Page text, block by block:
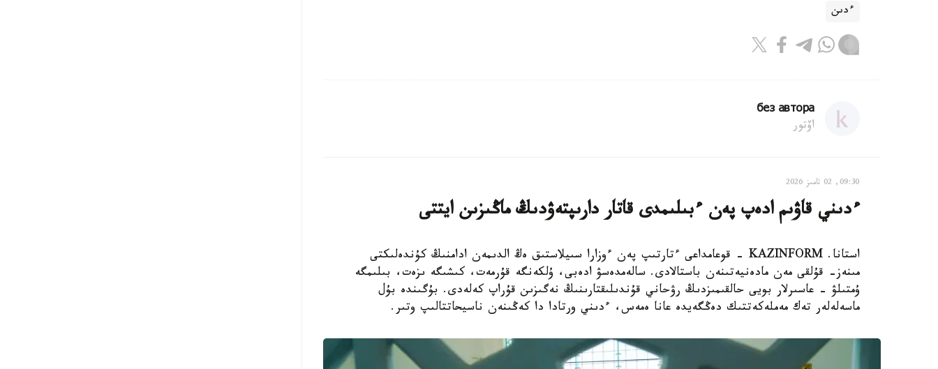
ءدىن
без автора
اۆتور
09:30, 02 تامىز 2026
ءدىني قاۋىم ادەپ پەن ءبىلىمدى قاتار دارىپتەۋدىڭ ماڭىزىن ايتتى
استانا. KAZINFORM - قوعامداعى ءتارتىپ پەن ءوزارا سىيلاستىق ەڭ الدىمەن ادامنىڭ كۇندەلىكتى
مىنەز- قۇلقى مەن مادەنيەتىنەن باستالادى. سالەمدەسۋ ادەبى، ۇلكەنگە قۇرمەت، كىشىگە ىزەت، بىلىمگە
ۇمتىلۋ - عاسىرلار بويى حالقىمىزدىڭ رۋحاني قۇندىلىقتارىنىڭ نەگىزىن قۇراپ كەلەدى. بۇگىندە بۇل
ماسەلەلەر تەك مەملەكەتتىك دەڭگەيدە عانا ەمەس، ءدىني ورتادا دا كەڭىنەن ناسيحاتتالىپ وتىر.